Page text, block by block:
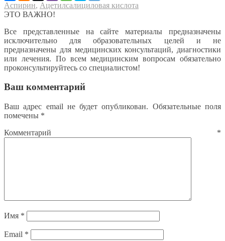
Аспирин, Ацетилсалициловая кислота
ЭТО ВАЖНО!
Все представленные на сайте материалы предназначены
исключительно для образовательных целей и не
предназначены для медицинских консультаций, диагностики
или лечения. По всем медицинским вопросам обязательно
проконсультируйтесь со специалистом!
Ваш комментарий
Ваш адрес email не будет опубликован. Обязательные поля
помечены *
Комментарий *
Имя *
Email *